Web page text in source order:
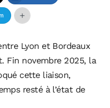
Lyon et Bordeaux
Fin novembre 2025, la
cette liaison,
resté à l’état de